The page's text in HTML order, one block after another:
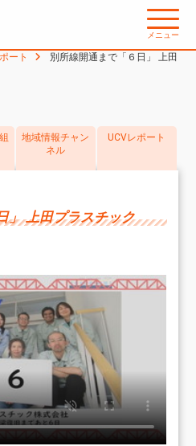
メニュー
ート
別所線開通まで「６日」 上田
地域情報チャン
ネル
UCVレポート
」 上田プラスチック